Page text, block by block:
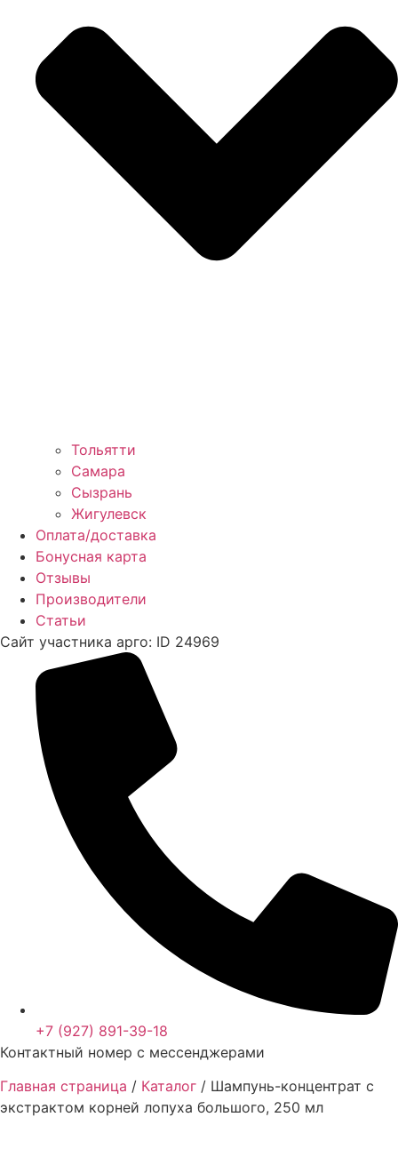
Тольятти
Самара
Сызрань
Жигулевск
Оплата/доставка
Бонусная карта
Отзывы
Производители
Статьи
Сайт участника арго: ID 24969
+7 (927) 891-39-18
Контактный номер с мессенджерами
Главная страница / Каталог / Шампунь-концентрат с
экстрактом корней лопуха большого, 250 мл